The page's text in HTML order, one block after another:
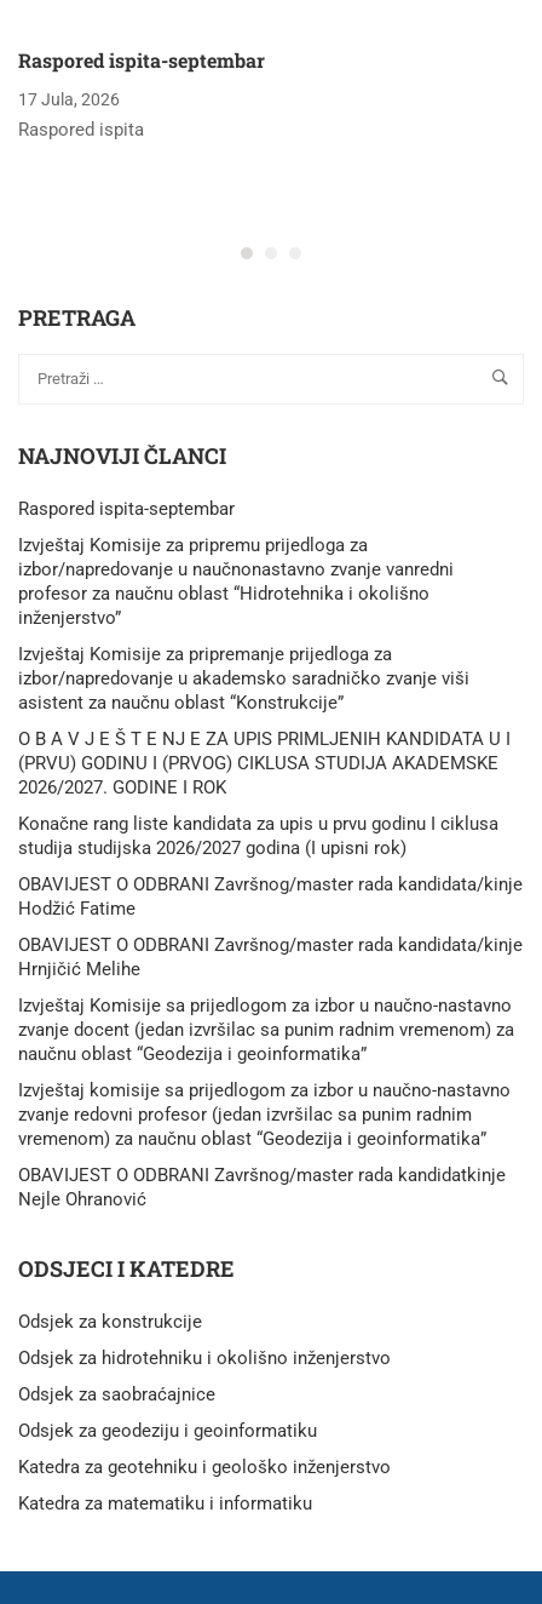
Raspored ispita-septembar
17 Jula, 2026
Raspored ispita
PRETRAGA
NAJNOVIJI ČLANCI
Raspored ispita-septembar
Izvještaj Komisije za pripremu prijedloga za
izbor/napredovanje u naučnonastavno zvanje vanredni
profesor za naučnu oblast “Hidrotehnika i okolišno
inženjerstvo”
Izvještaj Komisije za pripremanje prijedloga za
izbor/napredovanje u akademsko saradničko zvanje viši
asistent za naučnu oblast “Konstrukcije”
O B A V J E Š T E NJ E ZA UPIS PRIMLJENIH KANDIDATA U I
(PRVU) GODINU I (PRVOG) CIKLUSA STUDIJA AKADEMSKE
2026/2027. GODINE I ROK
Konačne rang liste kandidata za upis u prvu godinu I ciklusa
studija studijska 2026/2027 godina (I upisni rok)
OBAVIJEST O ODBRANI Završnog/master rada kandidata/kinje
Hodžić Fatime
OBAVIJEST O ODBRANI Završnog/master rada kandidata/kinje
Hrnjičić Melihe
Izvještaj Komisije sa prijedlogom za izbor u naučno-nastavno
zvanje docent (jedan izvršilac sa punim radnim vremenom) za
naučnu oblast “Geodezija i geoinformatika”
Izvještaj komisije sa prijedlogom za izbor u naučno-nastavno
zvanje redovni profesor (jedan izvršilac sa punim radnim
vremenom) za naučnu oblast “Geodezija i geoinformatika”
OBAVIJEST O ODBRANI Završnog/master rada kandidatkinje
Nejle Ohranović
ODSJECI I KATEDRE
Odsjek za konstrukcije
Odsjek za hidrotehniku i okolišno inženjerstvo
Odsjek za saobraćajnice
Odsjek za geodeziju i geoinformatiku
Katedra za geotehniku i geološko inženjerstvo
Katedra za matematiku i informatiku